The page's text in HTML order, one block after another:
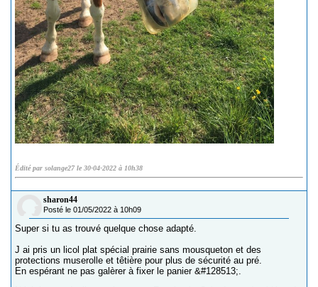
Édité par solange27 le 30-04-2022 à 10h38
sharon44
Posté le 01/05/2022 à 10h09
Super si tu as trouvé quelque chose adapté.
J ai pris un licol plat spécial prairie sans mousqueton et des
protections muserolle et têtière pour plus de sécurité au pré.
En espérant ne pas galèrer à fixer le panier &#128513;.